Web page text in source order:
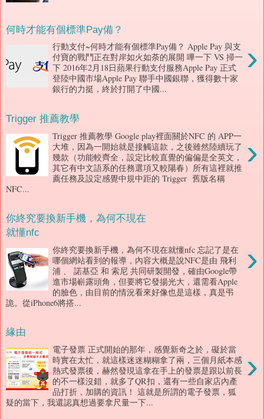
何時才能有個標準Pay備？
›
行動支付~何時才能有個標準Pay備？ Apple Pay 與支
付寶的戰鬥正在對岸如火如荼的展開 嗶一下 VS 掃一
下 2016年2月18日蘋果行動支付服務Apple Pay 正式
登陸中國市場Apple Pay 聯手中國銀聯，獲得數十家
銀行的力挺，終於打開了中國...
Trigger 推薦教學
›
Trigger 推薦教學 Google play裡面關於NFC 的 APP一
大堆，因為一開始就是接觸這款，之後雖然陸續玩了
幾款（功能較齊全，設定比較直覺的偏偏是全英文，
其它有中文語系的任務選項又較陽春）所有這裡就推
薦任務及設定感覺中規中距的 Trigger 舊版名稱
NFC...
你終究要換新手機，為何不現在
就懂nfc
›
你終究要換新手機，為何不現在就懂nfc 忘記了是在
哪個網站看到的報導，內容大概是說NFC是由 飛利
浦 、 諾基亞 和 索尼 共同研製開發，確由Google帶
進市場嶄露頭角，但要將它發揚光大，還需看Apple
的臉色，由目前的情況看來好像也是這樣，真是弔
詭。從iPhone6將搭...
緣由
›
電子發票 正式開始的那年，感覺新奇之於，礙於當
時實在太忙，就這樣迷迷糊糊拿了兩，三個月紙本感
熱式發票後，赫然發現這拿在手上的發票是跟以前長
的不一樣沒錯，就多了QR扣，還有一些自家店內產
品打折，加購的資訊！ 這就是所謂的電子發票，狐
疑的當下，我還認真想過要拿尺量一下...